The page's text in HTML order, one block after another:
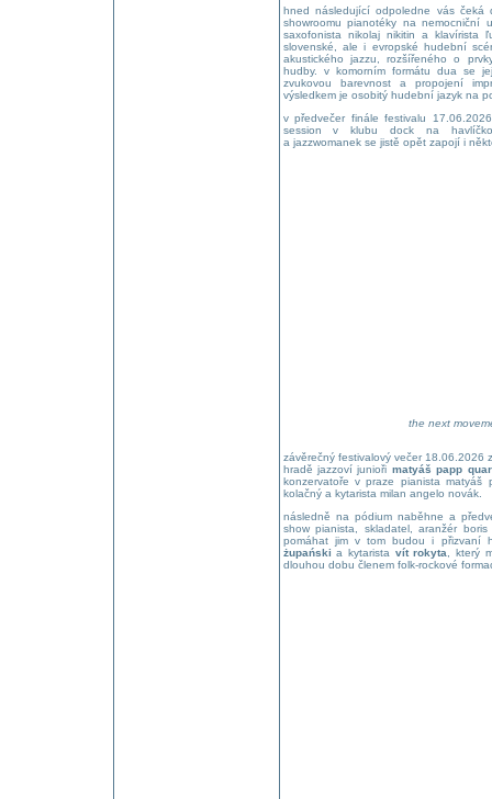
hned následující odpoledne vás čeká
showroomu pianotéky na nemocniční
saxofonista nikolaj nikitin a klavírista
slovenské, ale i evropské hudební
akustického jazzu, rozšířeného o
hudby. v komorním formátu dua se
zvukovou barevnost a propojení
výsledkem je osobitý hudební jazyk na
v předvečer finále festivalu
session v klubu dock na
a jazzwomanek se jistě opět zapojí i
the next
závěrečný festivalový večer 18.06.2026
hradě jazzoví junioři matyáš papp
konzervatoře v praze pianista
kolačný a kytarista milan angelo novák.
následně na pódium naběhne a
show pianista, skladatel, aranžér
pomáhat jim v tom budou i přizvaní
żupański a kytarista vít rokyta
, který
dlouhou dobu členem folk-rockové